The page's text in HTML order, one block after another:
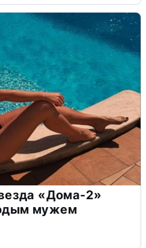
«Дома-2»
мужем